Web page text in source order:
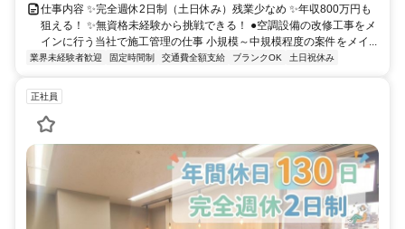
仕事内容 ✨完全週休2日制（土日休み）残業少なめ ✨年収800万円も
狙える！ ✨無資格未経験から挑戦できる！ ●空調設備の改修工事をメ
インに行う当社で施工管理の仕事 小規模～中規模程度の案件をメイ...
業界未経験者歓迎 固定時間制 交通費全額支給 ブランクOK 土日祝休み
正社員